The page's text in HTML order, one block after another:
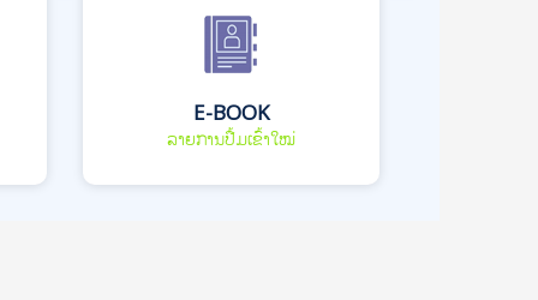
E-BOOK
ລາຍການປື້ມເຂົ້າໃໝ່